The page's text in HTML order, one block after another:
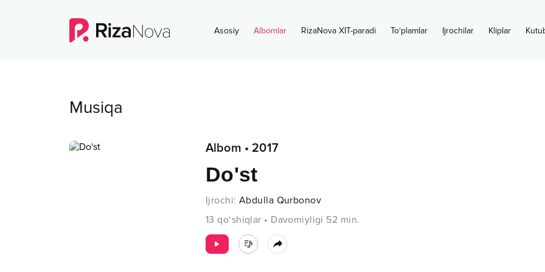
Asosiy Albomlar RizaNova XIT-paradi To‘plamlar Ijrochilar Kliplar
Musiqa
Albom • 2017
Do'st
Ijrochi: Abdulla Qurbonov
13 qo‘shiqlar • Davomiyligi 52 min.